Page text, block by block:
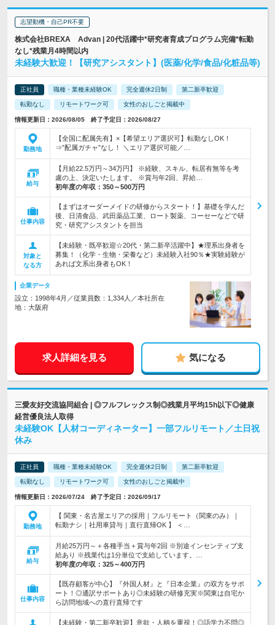
志望動機・自己PR不要
株式会社BREXA Advan | 20代活躍中*研究者育成プログラム完備*転勤
なし*残業月4時間以内
未経験大歓迎！【研究アシスタント】(医薬/化学/食品/化粧品等)
正社員 職種・業種未経験OK 完全週休2日制 第二新卒歓迎
転勤なし リモートワーク可 女性のおしごと掲載中
情報更新日：2026/08/05 終了予定日：2026/08/27
勤務地
【全国に配属先有】×【希望エリア選択可】転勤なしOK！
⇒”配属ガチャ”なし！ ＼エリア選択可能／…
給与
【月給22.5万円～34万円】 ※経験、スキル、転居有無等を考
慮の上、決定いたします。 ※賞与年2回、昇給…
初年度の年収： 350～500万円
仕事内容
【まずはオーダーメイドの研修からスタート！】基礎を学んだ
後、日清食品、武田薬品工業、ロート製薬、コーセーなどで研
究・研究アシスタントを担当
対象と
なる方
【未経験・既卒歓迎☆20代・第二新卒活躍中】★理系出身者を
募集！（化学・生物・栄養など）未経験入社90％★実験経験が
あれば文系出身者もOK！
企業データ
設立：1998年4月／従業員数：1,334人／本社所在
地：大阪府
求人詳細を見る 気になる
三愛友好交流協同組合 | ◎フルフレックス制◎残業月平均15h以下◎健康
経営優良法人取得
未経験OK【人材コーディネーター】一部フルリモート／土日祝
休み
正社員 職種・業種未経験OK 完全週休2日制 第二新卒歓迎
転勤なし リモートワーク可 女性のおしごと掲載中
情報更新日：2026/07/24 終了予定日：2026/09/17
勤務地
【 関東・名古屋エリアの採用｜フルリモート（関東のみ）｜
転勤ナシ｜社用車貸与｜直行直帰OK 】 ＜…
給与
月給25万円～＋各種手当＋賞与年2回 ※別途インセンティブ支
給あり ※残業代は1分単位で支給しています。…
初年度の年収： 325～400万円
仕事内容
【既存顧客が中心】『外国人材』と『日本企業』の双方をサポ
ート！◎通訳サポートあり◎未経験の研修充実※関東は自宅か
ら訪問地域への直行直帰です
【未経験・第二新卒歓迎】意欲・人柄を重視！◎語学力不問◎